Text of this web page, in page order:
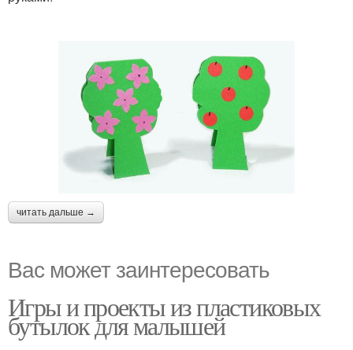
читать дальше →
Вас может заинтересовать
Игры и проекты из пластиковых
бутылок для малышей